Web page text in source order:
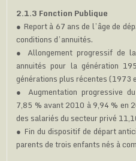
2.1.3 Fonction Publique
● Report à 67 ans de l’âge de
conditions d’annuités.
● Allongement progressif de
annuités pour la génération
générations plus récentes (1973
● Augmentation progressive
7,85 % avant 2010 à 9,94 % en
des salariés du secteur privé
● Fin du dispositif de départ
parents de trois enfants nés à